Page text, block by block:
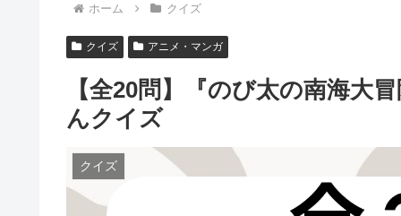
ホーム クイズ
クイズ アニメ・マンガ
【全20問】『のび太の南海
んクイズ
クイズ